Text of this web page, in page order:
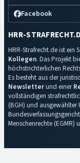
Facebook
HRR-
HRR-Strafrecht.de ist ein
Kollegen. Das Projekt
höchstrichterlichen
Es besteht aus der
Newsletterund einer
vollständigen
(BGH) und ausgewählter
Menschenrechte (EGMR)